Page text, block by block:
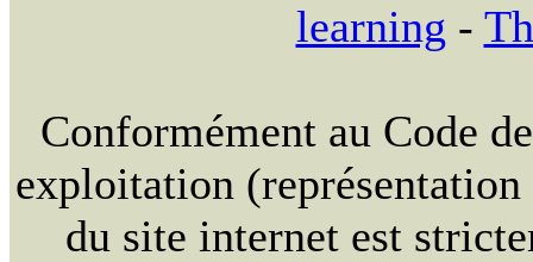
learning -
Conformément au Code
exploitation
du site internet est